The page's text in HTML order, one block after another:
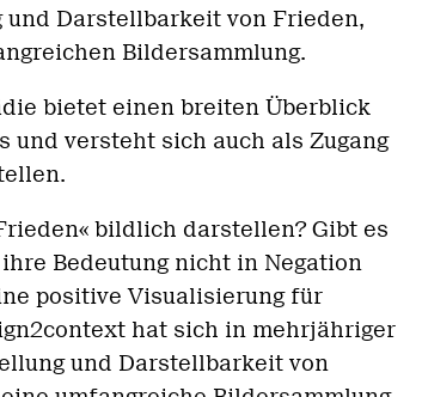
Darstellbarkeit von Frieden,
Bildersammlung.
bietet einen breiten Überblick
versteht sich auch als Zugang
bildlich darstellen? Gibt es
Bedeutung nicht in Negation
positive Visualisierung für
hat sich in mehrjähriger
und Darstellbarkeit von